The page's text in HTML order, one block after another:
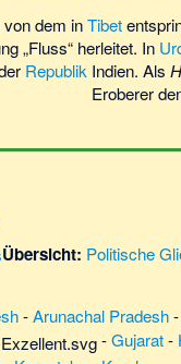
dem inTibet
„Fluss“ herleitet. In
Republik Indien. Als
Eroberer
Übersicht: Politische
-Arunachal Pradesh-
-Gujarat-